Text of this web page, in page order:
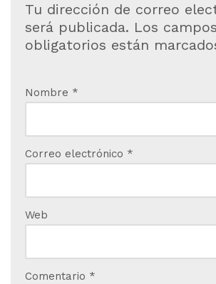
Tu dirección de correo
será publicada. Los campos
obligatorios están
Nombre *
Correo electrónico *
Web
Comentario *